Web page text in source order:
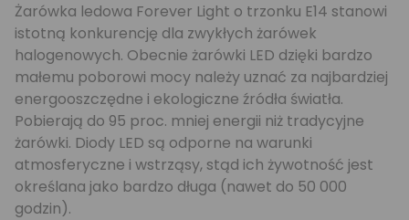
Żarówka ledowa Forever Light o trzonku E14 stanowi
istotną konkurencję dla zwykłych żarówek
halogenowych. Obecnie żarówki LED dzięki bardzo
małemu poborowi mocy należy uznać za najbardziej
energooszczędne i ekologiczne źródła światła.
Pobierają do 95 proc. mniej energii niż tradycyjne
żarówki. Diody LED są odporne na warunki
atmosferyczne i wstrząsy, stąd ich żywotność jest
określana jako bardzo długa (nawet do 50 000
godzin).